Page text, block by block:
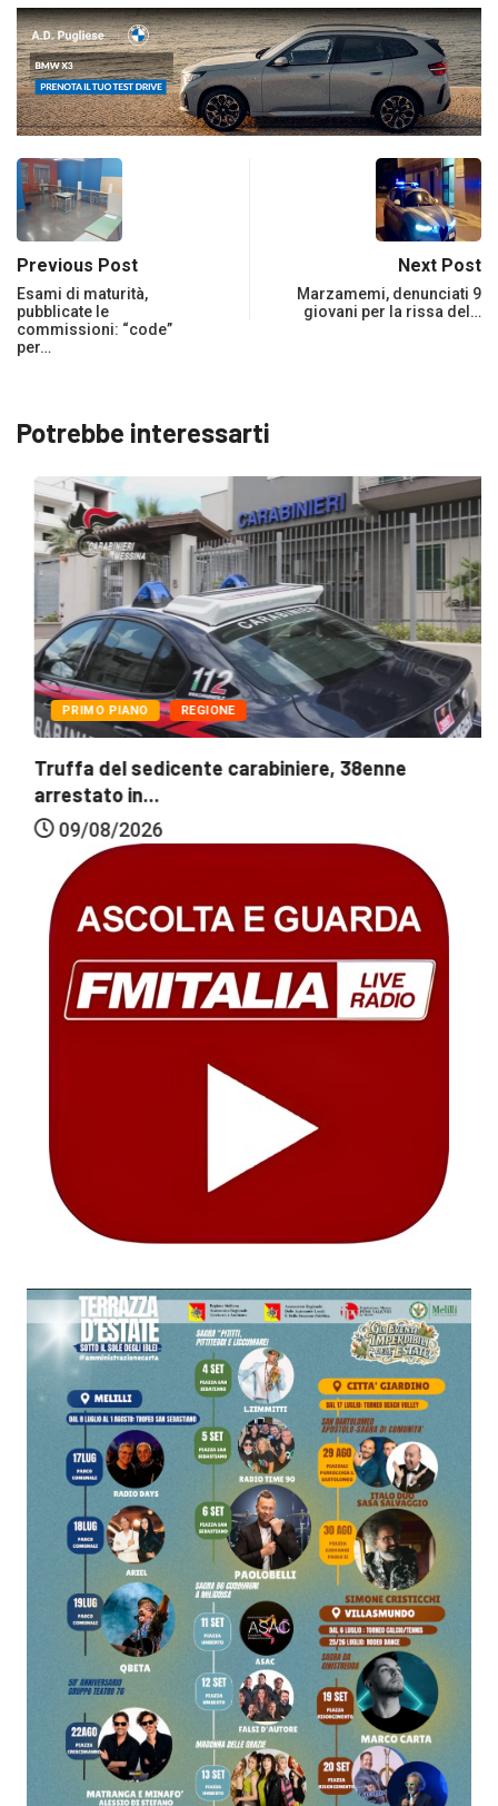
Previous Post
Esami di maturità,
pubblicate le
commissioni: “code”
per…
Next Post
Marzamemi, denunciati 9
giovani per la rissa del…
Potrebbe interessarti
PRIMO PIANO REGIONE
Truffa del sedicente carabiniere, 38enne
arrestato in...
09/08/2026